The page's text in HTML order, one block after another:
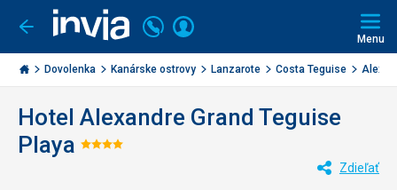
Ísť
späť
Invia.sk
Volajte
+421
2
3221
Prihlásiť
Menu
Dovolenka Kanárske ostrovy Lanzarote Costa Teguise
Hotel Alexandre Grand Teguise
Playa Hodnotenie:
Zdieľať